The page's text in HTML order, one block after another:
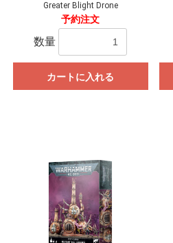
Greater Blight Drone
予約注文
数量
カートに入れる